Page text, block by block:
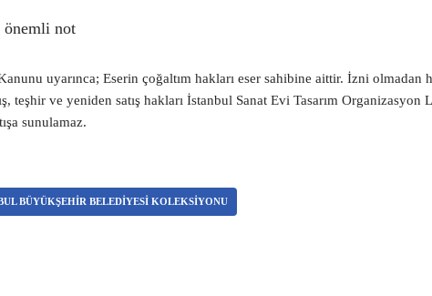
önemli not
uyarınca; Eserin çoğaltım hakları eser sahibine aittir. İzni
teşhir ve yeniden satış hakları İstanbul Sanat Evi Tasarım
sunulamaz.
BÜYÜKŞEHIR BELEDIYESI KOLEKSIYONU